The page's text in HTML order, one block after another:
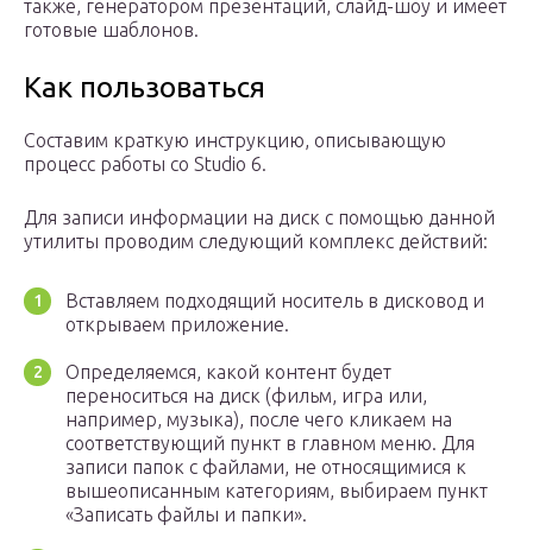
также, генератором презентаций, слайд-шоу и имеет
готовые шаблонов.
Как пользоваться
Составим краткую инструкцию, описывающую
процесс работы со Studio 6.
Для записи информации на диск с помощью данной
утилиты проводим следующий комплекс действий:
Вставляем подходящий носитель в дисковод и
открываем приложение.
Определяемся, какой контент будет
переноситься на диск (фильм, игра или,
например, музыка), после чего кликаем на
соответствующий пункт в главном меню. Для
записи папок с файлами, не относящимися к
вышеописанным категориям, выбираем пункт
«Записать файлы и папки».